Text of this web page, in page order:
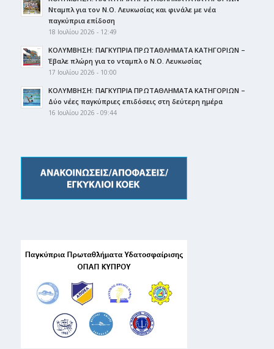
Νταμπλ για τον Ν.Ο. Λευκωσίας και φινάλε με νέα
παγκύπρια επίδοση
18 Ιουλίου 2026 - 12:49
ΚΟΛΥΜΒΗΣΗ: ΠΑΓΚΥΠΡΙΑ ΠΡΩΤΑΘΛΗΜΑΤΑ ΚΑΤΗΓΟΡΙΩΝ –
Έβαλε πλώρη για το νταμπλ ο Ν.Ο. Λευκωσίας
17 Ιουλίου 2026 - 10:00
ΚΟΛΥΜΒΗΣΗ: ΠΑΓΚΥΠΡΙΑ ΠΡΩΤΑΘΛΗΜΑΤΑ ΚΑΤΗΓΟΡΙΩΝ –
Δύο νέες παγκύπριες επιδόσεις στη δεύτερη ημέρα
16 Ιουλίου 2026 - 09:44